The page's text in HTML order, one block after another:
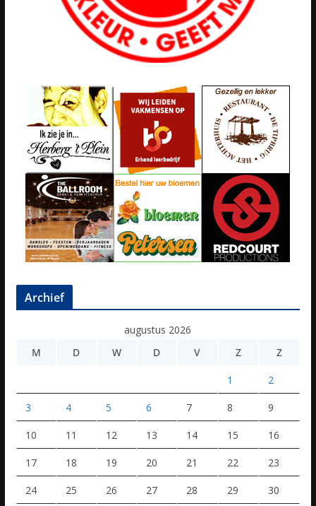
Archief
augustus 2026
M
D W D V Z Z
1 2
3 4 5 6 7 8 9
10 11 12 13 14 15 16
17 18 19 20 21 22 23
24 25 26 27 28 29 30